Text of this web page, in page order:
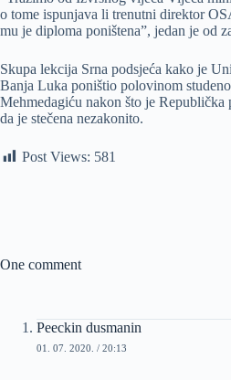
o tome ispunjava li trenutni direktor
mu je diploma poništena”, jedan je od
Skupa lekcija Srna podsjeća kako je
Banja Luka poništio polovinom
Mehmedagiću nakon što je
da je stečena nezakonito.
Post Views: 581
One comment
Peeckin dusmanin
01. 07. 2020. / 20:13